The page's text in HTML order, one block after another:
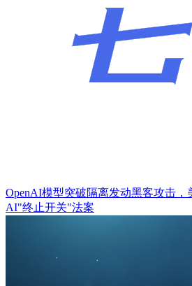
​OpenAI模型突破隔离发动黑客攻击，
AI"终止开关"法案